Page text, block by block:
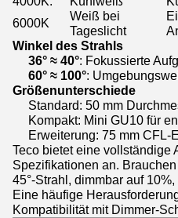
6000K
Weiß bei
Tageslicht
Winkel des Strahls
36° ≈ 40°: Fokussierte
60° ≈ 100°:
Größenunterschiede
Standard: 50 mm
Kompakt: Mini GU10 für
Erweiterung: 75 mm CFL-
Teco bietet eine vollständige
Spezifikationen an.
45°-Strahl, dimmbar auf
Eine häufige
Kompatibilität mit Dimmer-